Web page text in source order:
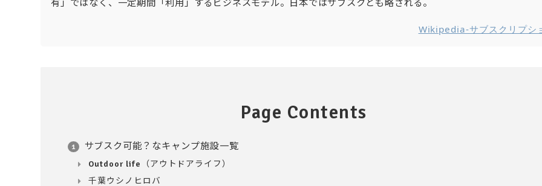
有」ではなく、一定期間「利用」するビジネスモデル。日本ではサブスクとも略される。
Wikipedia-サブスクリプシ
Page Contents
1 サブスク可能？なキャンプ施設一覧
Outdoor life（アウトドアライフ）
千葉ウシノヒロバ